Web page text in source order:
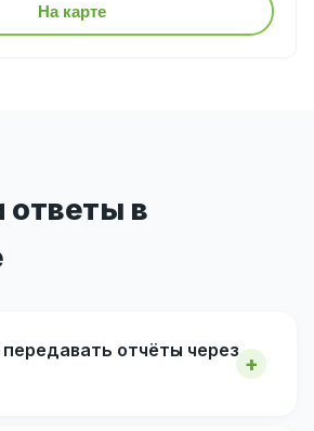
На карте
ответы в
отчёты через